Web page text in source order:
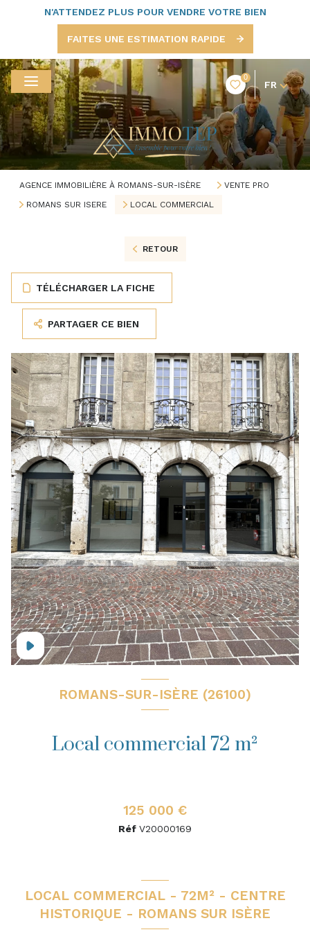
N'ATTENDEZ PLUS POUR VENDRE VOTRE BIEN
FAITES UNE ESTIMATION RAPIDE
0
FR
AGENCE IMMOBILIÈRE À ROMANS-SUR-ISÈRE
VENTE PRO
ROMANS SUR ISERE
LOCAL COMMERCIAL
RETOUR
TÉLÉCHARGER LA FICHE
PARTAGER CE BIEN
ROMANS-SUR-ISÈRE (26100)
Local commercial 72 m²
125 000 €
Réf V20000169
LOCAL COMMERCIAL - 72M² - CENTRE
HISTORIQUE - ROMANS SUR ISÈRE